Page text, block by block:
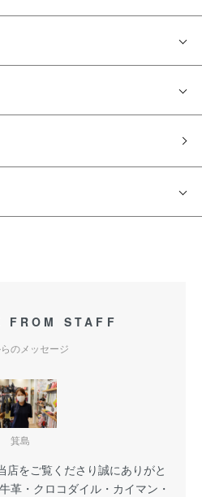
FROM STAFF
のメッセージ
箕島
店をご覧くださり誠にありがと
革・クロコダイル・カイマン・